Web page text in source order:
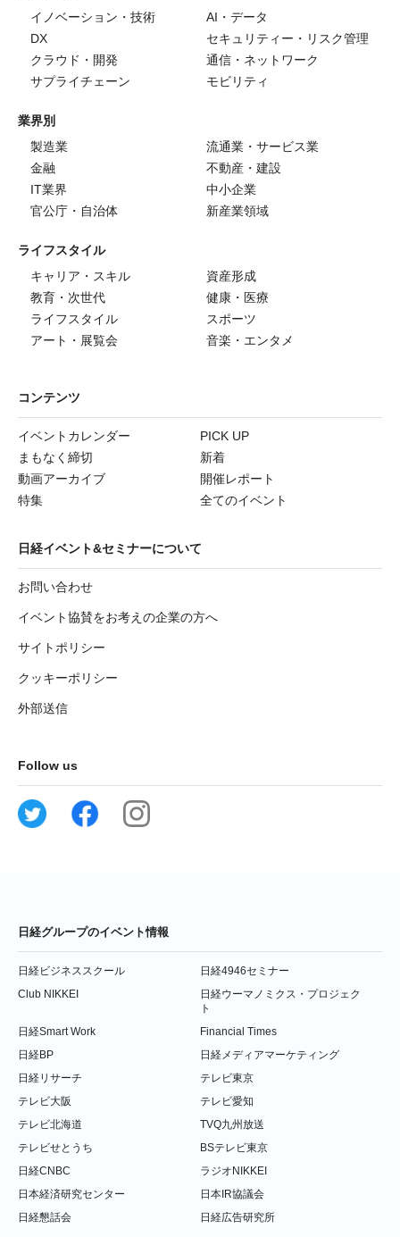
イノベーション・技術
AI・データ
DX
セキュリティー・リスク管理
クラウド・開発
通信・ネットワーク
サプライチェーン
モビリティ
業界別
製造業
流通業・サービス業
金融
不動産・建設
IT業界
中小企業
官公庁・自治体
新産業領域
ライフスタイル
キャリア・スキル
資産形成
教育・次世代
健康・医療
ライフスタイル
スポーツ
アート・展覧会
音楽・エンタメ
コンテンツ
イベントカレンダー
PICK UP
まもなく締切
新着
動画アーカイブ
開催レポート
特集
全てのイベント
日経イベント&セミナーについて
お問い合わせ
イベント協賛をお考えの企業の方へ
サイトポリシー
クッキーポリシー
外部送信
Follow us
日経グループのイベント情報
日経ビジネススクール
日経4946セミナー
Club NIKKEI
日経ウーマノミクス・プロジェク
ト
日経Smart Work
Financial Times
日経BP
日経メディアマーケティング
日経リサーチ
テレビ東京
テレビ大阪
テレビ愛知
テレビ北海道
TVQ九州放送
テレビせとうち
BSテレビ東京
日経CNBC
ラジオNIKKEI
日本経済研究センター
日本IR協議会
日経懇話会
日経広告研究所